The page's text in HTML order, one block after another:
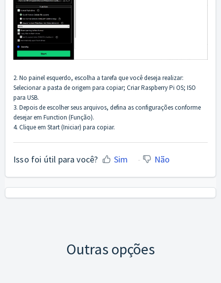
2. No painel esquerdo, escolha a tarefa que você deseja realizar:
Selecionar a pasta de origem para copiar; Criar Raspberry Pi OS; ISO
para USB.
3. Depois de escolher seus arquivos, defina as configurações conforme
desejar em Function (Função).
4. Clique em Start (Iniciar) para copiar.
Isso foi útil para você? Sim Não
Outras opções